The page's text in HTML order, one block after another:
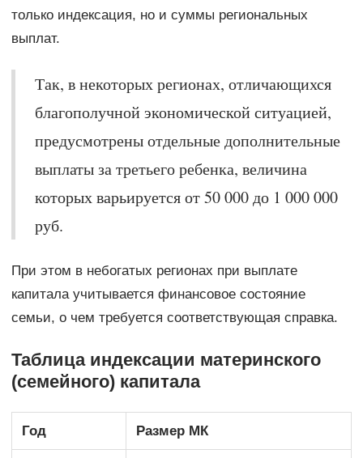
только индексация, но и суммы региональных
выплат.
Так, в некоторых регионах, отличающихся
благополучной экономической ситуацией,
предусмотрены отдельные дополнительные
выплаты за третьего ребенка, величина
которых варьируется от 50 000 до 1 000 000
руб.
При этом в небогатых регионах при выплате
капитала учитывается финансовое состояние
семьи, о чем требуется соответствующая справка.
Таблица индексации материнского
(семейного) капитала
Год Размер МК